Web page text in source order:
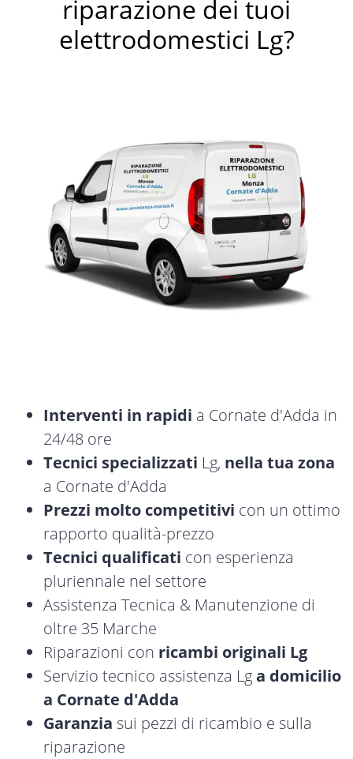
riparazione dei tuoi
elettrodomestici Lg?
Interventi in rapidi a Cornate d'Adda in
24/48 ore
Tecnici specializzati Lg, nella tua zona
a Cornate d'Adda
Prezzi molto competitivi con un ottimo
rapporto qualità-prezzo
Tecnici qualificati con esperienza
pluriennale nel settore
Assistenza Tecnica & Manutenzione di
oltre 35 Marche
Riparazioni con ricambi originali Lg
Servizio tecnico assistenza Lga domicilio
a Cornate d'Adda
Garanzia sui pezzi di ricambio e sulla
riparazione